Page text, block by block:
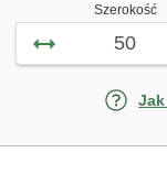
Szerokość